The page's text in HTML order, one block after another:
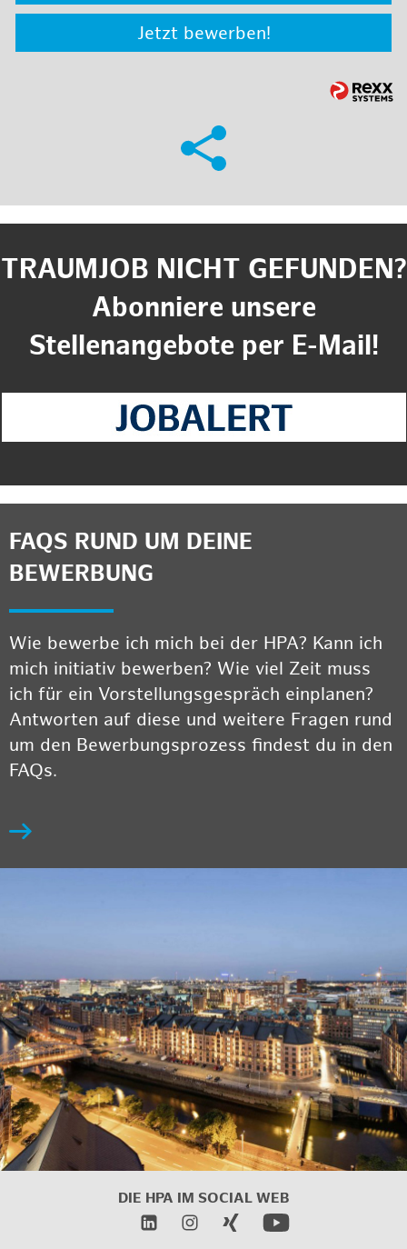
Jetzt bewerben!
TRAUMJOB NICHT GEFUNDEN?
Abonniere unsere
Stellenangebote per E-Mail!
FAQS RUND UM DEINE
BEWERBUNG
Wie bewerbe ich mich bei der HPA? Kann ich
mich initiativ bewerben? Wie viel Zeit muss
ich für ein Vorstellungsgespräch einplanen?
Antworten auf diese und weitere Fragen rund
um den Bewerbungsprozess findest du in den
FAQs.
DIE HPA IM SOCIAL WEB